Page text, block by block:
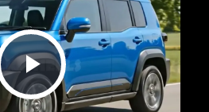
Play Video